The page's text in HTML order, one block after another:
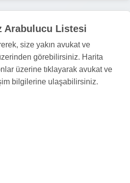
Arabulucu Listesi
size yakın avukat ve
görebilirsiniz. Harita
üzerine tıklayarak avukat ve
bilgilerine ulaşabilirsiniz.